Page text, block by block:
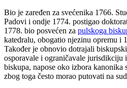
Bio je zaređen za svećenika 1766.
Padovi i ondje 1774. postigao
1778. bio posvećen za pulskoga
katedralu, obogatio njezinu opremu i
Također je obnovio dotrajali
osporavale i ograničavale jurisdikciju
biskupa, napose oko izbora
zbog toga često morao putovati na